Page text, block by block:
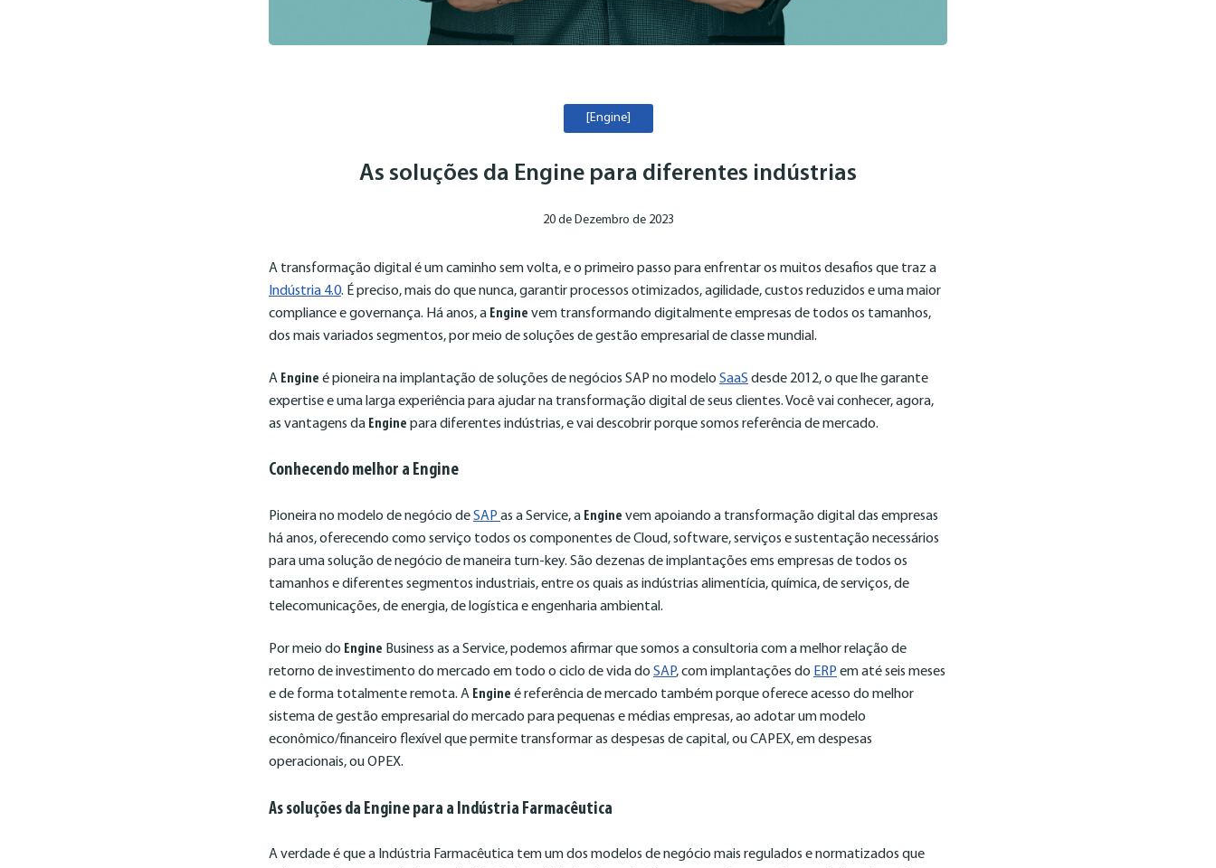
[Engine]
As soluções da Engine para diferentes indústrias
20 de Dezembro de 2023
A transformação digital é um caminho sem volta, e o primeiro passo para enfrentar os muitos desafios que traz a
Indústria 4.0. É preciso, mais do que nunca, garantir processos otimizados, agilidade, custos reduzidos e uma maior
compliance e governança. Há anos, a Engine vem transformando digitalmente empresas de todos os tamanhos,
dos mais variados segmentos, por meio de soluções de gestão empresarial de classe mundial.
A Engine é pioneira na implantação de soluções de negócios SAP no modelo SaaS desde 2012, o que lhe garante
expertise e uma larga experiência para ajudar na transformação digital de seus clientes. Você vai conhecer, agora,
as vantagens da Engine para diferentes indústrias, e vai descobrir porque somos referência de mercado.
Conhecendo melhor a Engine
Pioneira no modelo de negócio deSAP as a Service, a Engine vem apoiando a transformação digital das empresas
há anos, oferecendo como serviço todos os componentes de Cloud, software, serviços e sustentação necessários
para uma solução de negócio de maneira turn-key. São dezenas de implantações ems empresas de todos os
tamanhos e diferentes segmentos industriais, entre os quais as indústrias alimentícia, química, de serviços, de
telecomunicações, de energia, de logística e engenharia ambiental.
Por meio do Engine Business as a Service, podemos afirmar que somos a consultoria com a melhor relação de
retorno de investimento do mercado em todo o ciclo de vida do SAP, com implantações do ERP em até seis meses
e de forma totalmente remota. A Engine é referência de mercado também porque oferece acesso do melhor
sistema de gestão empresarial do mercado para pequenas e médias empresas, ao adotar um modelo
econômico/financeiro flexível que permite transformar as despesas de capital, ou CAPEX, em despesas
operacionais, ou OPEX.
As soluções da Engine para a Indústria Farmacêutica
A verdade é que a Indústria Farmacêutica tem um dos modelos de negócio mais regulados e normatizados que